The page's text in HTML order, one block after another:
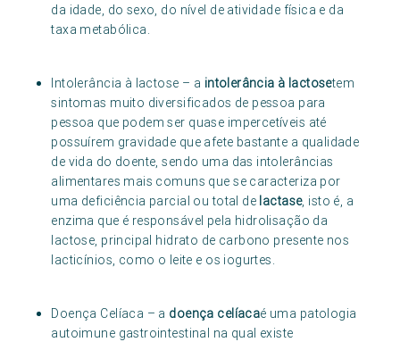
da idade, do sexo, do nível de atividade física e da
taxa metabólica.
Intolerância à lactose – a intolerância à lactosetem
sintomas muito diversificados de pessoa para
pessoa que podem ser quase impercetíveis até
possuírem gravidade que afete bastante a qualidade
de vida do doente, sendo uma das intolerâncias
alimentares mais comuns que se caracteriza por
uma deficiência parcial ou total de lactase, isto é, a
enzima que é responsável pela hidrolisação da
lactose, principal hidrato de carbono presente nos
lacticínios, como o leite e os iogurtes.
Doença Celíaca – a doença celíacaé uma patologia
autoimune gastrointestinal na qual existe